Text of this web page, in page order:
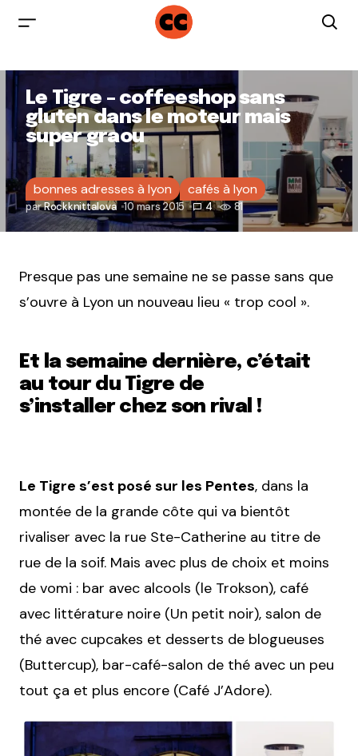
Le Tigre – coffeeshop sans
gluten dans le moteur mais
super graou
bonnes adresses à lyon cafés à lyon
parRockknittalova 10 mars 2015 4 81
Presque pas une semaine ne se passe sans que
s’ouvre à Lyon un nouveau lieu « trop cool ».
Et la semaine dernière, c’était
au tour du Tigre de
s’installer chez son rival !
Le Tigre s’est posé sur les Pentes, dans la
montée de la grande côte qui va bientôt
rivaliser avec la rue Ste-Catherine au titre de
rue de la soif. Mais avec plus de choix et moins
de vomi : bar avec alcools (le Trokson), café
avec littérature noire (Un petit noir), salon de
thé avec cupcakes et desserts de blogueuses
(Buttercup), bar-café-salon de thé avec un peu
tout ça et plus encore (Café J’Adore).